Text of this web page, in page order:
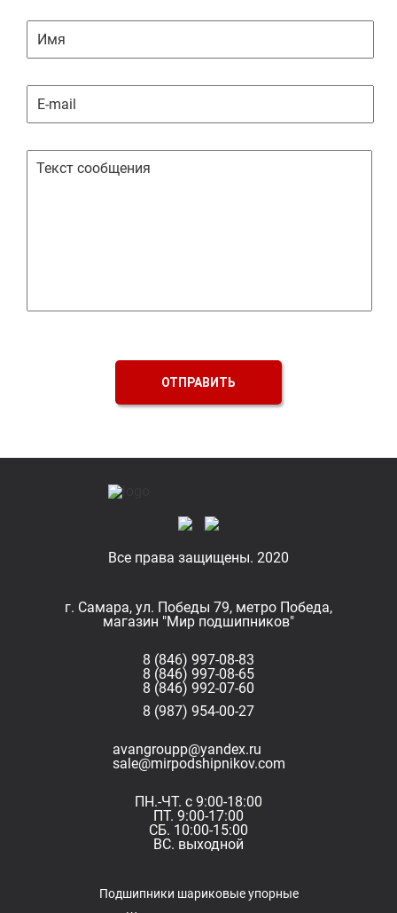
ОТПРАВИТЬ
Все права защищены. 2020
г. Самара, ул. Победы 79, метро Победа,
магазин "Мир подшипников"
8 (846) 997-08-83
8 (846) 997-08-65
8 (846) 992-07-60
8 (987) 954-00-27
avangroupp@yandex.ru
sale@mirpodshipnikov.com
ПН.-ЧТ. с 9:00-18:00
ПТ. 9:00-17:00
СБ. 10:00-15:00
ВС. выходной
Подшипники шариковые упорные